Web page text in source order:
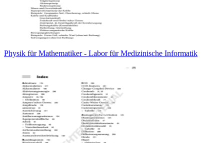
Physik für Mathematiker - Labor für Medizinische Informatik